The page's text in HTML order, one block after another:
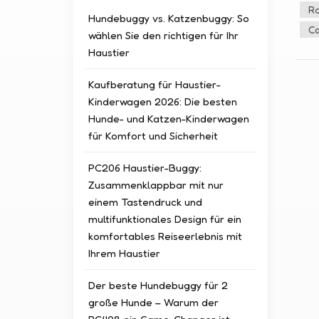
die
Hundebuggy vs. Katzenbuggy: So
wählen Sie den richtigen für Ihr
Haustier
Kaufberatung für Haustier-
Kinderwagen 2026: Die besten
Hunde- und Katzen-Kinderwagen
für Komfort und Sicherheit
PC206 Haustier-Buggy:
Zusammenklappbar mit nur
einem Tastendruck und
multifunktionales Design für ein
komfortables Reiseerlebnis mit
Ihrem Haustier
Der beste Hundebuggy für 2
große Hunde – Warum der